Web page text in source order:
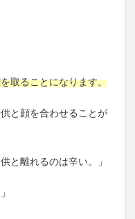
取ることになります。
と顔を合わせることが
と離れるのは辛い。」